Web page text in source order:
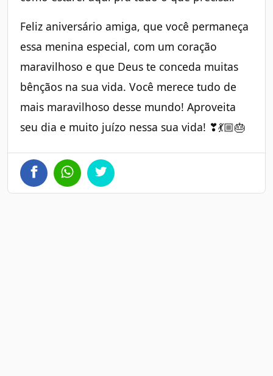
Feliz aniversário amiga, que você permaneça
essa menina especial, com um coração
maravilhoso e que Deus te conceda muitas
bênçãos na sua vida. Você merece tudo de
mais maravilhoso desse mundo! Aproveita
seu dia e muito juízo nessa sua vida! ❣💃🏼🎂